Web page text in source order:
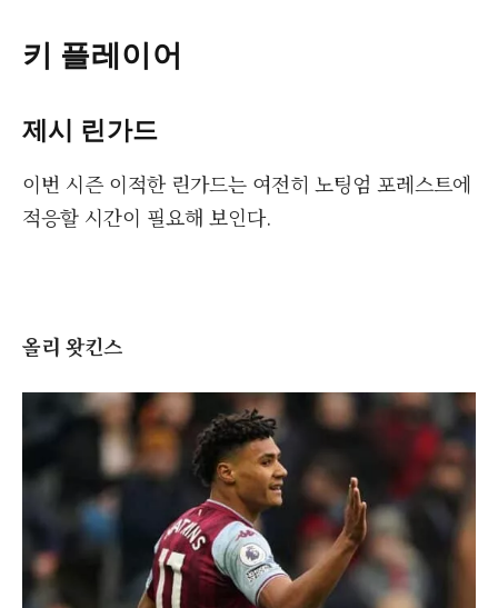
키 플레이어
제시 린가드
이번 시즌 이적한 린가드는 여전히 노팅엄 포레스트에
적응할 시간이 필요해 보인다.
올리 왓킨스